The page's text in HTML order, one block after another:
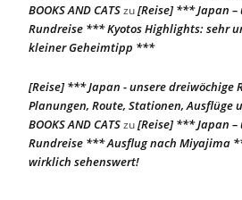
BOOKS AND CATSzu[Reise] *** Japan –
Rundreise *** Kyotos Highlights: sehr
kleiner Geheimtipp ***
[Reise] *** Japan - unsere dreiwöchige
Planungen, Route, Stationen, Ausflüge
BOOKS AND CATSzu[Reise] *** Japan –
Rundreise *** Ausflug nach Miyajima
wirklich sehenswert!